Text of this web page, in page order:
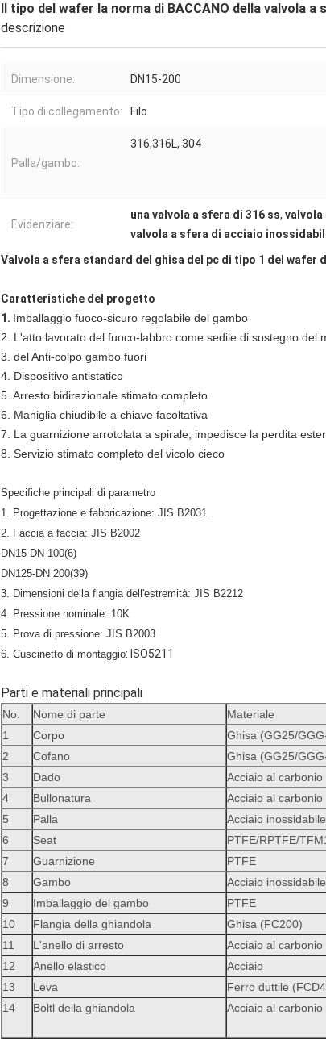
Il tipo del wafer la norma di BACCANO della valvola
descrizione
Dimensione: DN15-200
Tipo di collegamento: Filo
Palla/gambo:
316,316L, 304
Evidenziare:
una valvola a sfera di 316 ss, valvola
valvola a sfera di acciaio
Valvola a sfera standard del ghisa del pc di tipo 1 del wafer
Caratteristiche del progetto
1. Imballaggio fuoco-sicuro regolabile del gambo
2. L'atto lavorato del fuoco-labbro come sedile di sostegno del
3. del Anti-colpo gambo fuori
4. Dispositivo antistatico
5. Arresto bidirezionale stimato completo
6. Maniglia chiudibile a chiave facoltativa
7. La guarnizione arrotolata a spirale, impedisce la perdita
8. Servizio stimato completo del vicolo cieco
Specifiche principali di parametro
1. Progettazione e fabbricazione: JIS B2031
2. Faccia a faccia: JIS B2002
DN15-DN 100(6)
DN125-DN 200(39)
3. Dimensioni della flangia dell'estremità: JIS B2212
4. Pressione nominale: 10K
5. Prova di pressione: JIS B2003
6. Cuscinetto di montaggio: ISO5211
Parti e materiali principali
No. Nome di parte
Materiale
1
Corpo
Ghisa (GG25/
2
Cofano Ghisa (GG25/
3
Dado
Acciaio al carbonio
4
Bullonatura
Acciaio al carbonio
5
Palla
Acciaio
6
Seat
PTFE/RPTFE/
7
Guarnizione
PTFE
8
Gambo
Acciaio
9
Imballaggio del gambo
PTFE
10
Flangia della ghiandola
Ghisa (FC200)
11
L'anello di arresto
Acciaio al carbonio
12
Anello elastico
Acciaio
13
Leva
Ferro duttile
14
Boltl della ghiandola Acciaio al carbonio